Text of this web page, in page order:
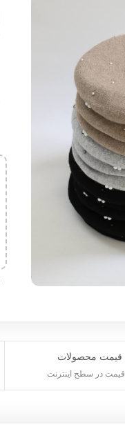
قیمت محصولات
در سطح اینترنت